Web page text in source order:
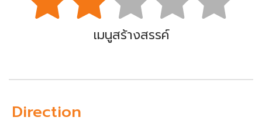
เมนูสร้างสรรค์
Direction